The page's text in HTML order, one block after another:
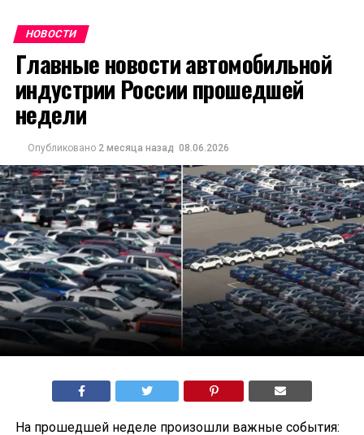
НОВОСТИ
Главные новости автомобильной
индустрии России прошедшей
недели
Опубликовано 2 месяца назад 08.06.2026
На прошедшей неделе произошли важные события: